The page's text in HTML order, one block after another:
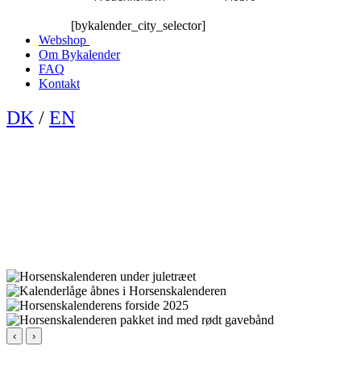
[bykalender_city_selector]
Webshop
Om Bykalender
FAQ
Kontakt
DK / EN
‹ ›